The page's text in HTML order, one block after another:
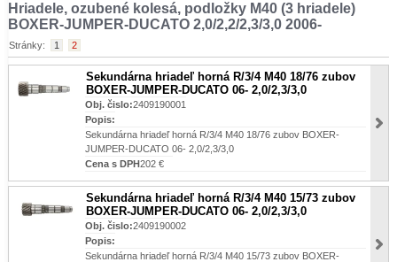
Hriadele, ozubené kolesá, podložky M40 (3 hriadele)
BOXER-JUMPER-DUCATO 2,0/2,2/2,3/3,0 2006-
Stránky: 1 2
Sekundárna hriadeľ horná R/3/4 M40 18/76 zubov
BOXER-JUMPER-DUCATO 06- 2,0/2,3/3,0
Obj. čislo:2409190001
Popis:
Sekundárna hriadeľ horná R/3/4 M40 18/76 zubov BOXER-
JUMPER-DUCATO 06- 2,0/2,3/3,0
Cena s DPH202 €
Sekundárna hriadeľ horná R/3/4 M40 15/73 zubov
BOXER-JUMPER-DUCATO 06- 2,0/2,3/3,0
Obj. čislo:2409190002
Popis:
Sekundárna hriadeľ horná R/3/4 M40 15/73 zubov BOXER-